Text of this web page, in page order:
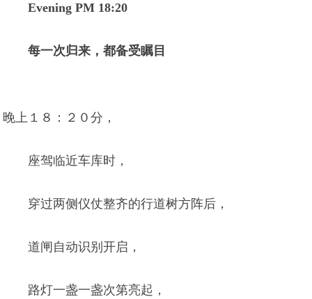
Evening PM 18:20
每一次归来，都备受瞩目
晚上１８：２０分，
座驾临近车库时，
穿过两侧仪仗整齐的行道树方阵后，
道闸自动识别开启，
路灯一盏一盏次第亮起，